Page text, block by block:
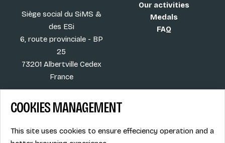
Siège social du SiMS &
des ESi
6, route provinciale - BP
25
73201 Albertville Cedex
France
Our activities
Medals
FAQ
More
Legal info
COOKIES MANAGEMENT
This site uses cookies to ensure effeciency operation and a